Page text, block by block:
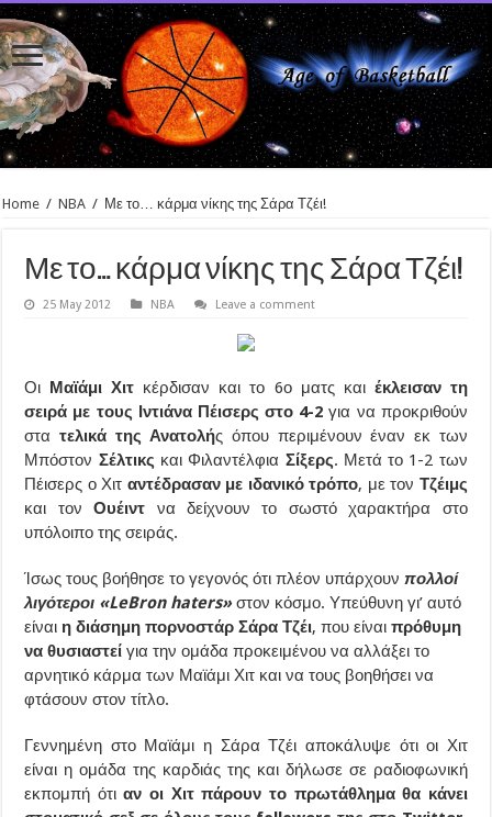
Home / NBA / Με το… κάρμα νίκης της Σάρα Τζέι!
Με το… κάρμα νίκης της Σάρα Τζέι!
25 May 2012 NBA Leave a comment
Οι Μαϊάμι Χιτ κέρδισαν και το 6ο ματς και έκλεισαν τη
σειρά με τους Ιντιάνα Πέισερς στο 4-2για να προκριθούν
στα τελικά της Ανατολής όπου περιμένουν έναν εκ των
Μπόστον Σέλτικς και Φιλαντέλφια Σίξερς. Μετά το 1-2 των
Πέισερς ο Χιτ αντέδρασαν με ιδανικό τρόπο, με τον Τζέιμς
και τονΟυέιντ να δείχνουν το σωστό χαρακτήρα στο
υπόλοιπο της σειράς.
Ίσως τους βοήθησε το γεγονός ότι πλέον υπάρχουν πολλοί
λιγότεροι «LeBron haters» στον κόσμο. Υπεύθυνη γι’ αυτό
είναι η διάσημη πορνοστάρ Σάρα Τζέι, που είναιπρόθυμη
να θυσιαστείγια την ομάδα προκειμένου να αλλάξει το
αρνητικό κάρμα των Μαϊάμι Χιτ και να τους βοηθήσει να
φτάσουν στον τίτλο.
Γεννημένη στο Μαϊάμι η Σάρα Τζέι αποκάλυψε ότι οι Χιτ
είναι η ομάδα της καρδιάς της και δήλωσε σε ραδιοφωνική
εκπομπή ότιαν οι Χιτ πάρουν το πρωτάθλημα θα κάνει